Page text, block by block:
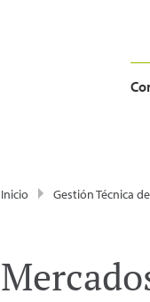
Inicio Gestión Técnica